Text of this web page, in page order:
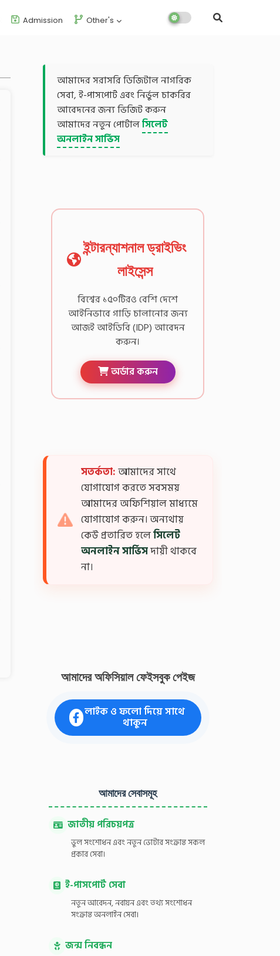
Admission Other's
আমাদের সরাসরি ডিজিটাল নাগরিক
সেবা, ই-পাসপোর্ট এবং নির্ভুল চাকরির
আবেদনের জন্য ভিজিট করুন
আমাদের নতুন পোর্টালসিলেট
অনলাইন সার্ভিস
ইন্টারন্যাশনাল ড্রাইভিং
লাইসেন্স
বিশ্বের ১৫০টিরও বেশি দেশে
আইনিভাবে গাড়ি চালানোর জন্য
আজই আইডিবি (IDP) আবেদন
করুন।
অর্ডার করুন
সতর্কতা:আমাদের সাথে
যোগাযোগ করতে সবসময়
আমাদের অফিশিয়াল মাধ্যমে
যোগাযোগ করুন। অন্যথায়
কেউ প্রতারিত হলেসিলেট
অনলাইন সার্ভিসদায়ী থাকবে
না।
আমাদের অফিসিয়াল ফেইসবুক পেইজ
লাইক ও ফলো দিয়ে সাথে
থাকুন
আমাদের সেবাসমূহ
জাতীয় পরিচয়পত্র
ভুল সংশোধন এবং নতুন ভোটার সংক্রান্ত সকল
প্রকার সেবা।
ই-পাসপোর্ট সেবা
নতুন আবেদন, নবায়ন এবং তথ্য সংশোধন
সংক্রান্ত অনলাইন সেবা।
জন্ম নিবন্ধন